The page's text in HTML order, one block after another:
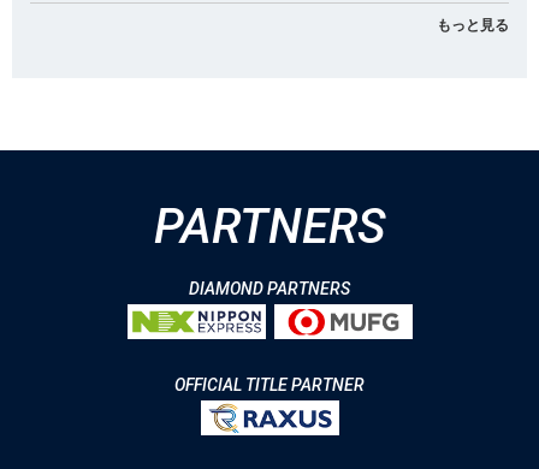
もっと見る
PARTNERS
DIAMOND PARTNERS
OFFICIAL TITLE PARTNER